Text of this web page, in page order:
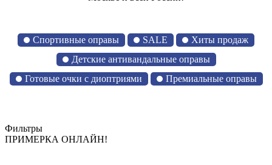
Спортивные оправы SALE
Хиты продаж
Детские антивандальные оправы
Готовые очки с диоптриями
Премиальные оправы
Фильтры
ПРИМЕРКА ОНЛАЙН!